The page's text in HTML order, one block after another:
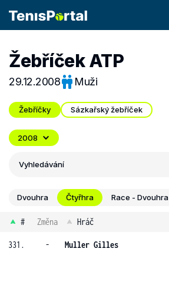
Žebříček ATP
29.12.2008 Muži
Žebříčky Sázkařský žebříček
2008
Vyhledávání
Dvouhra Čtyřhra Race - Dvouhra
# Změna Hráč
331. - Muller Gilles